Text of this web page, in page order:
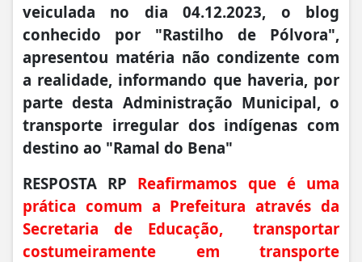
veiculada no dia 04.12.2023, o blog
conhecido por "Rastilho de Pólvora",
apresentou matéria não condizente com
a realidade, informando que haveria, por
parte desta Administração Municipal, o
transporte irregular dos indígenas com
destino ao "Ramal do Bena"
RESPOSTA RP Reafirmamos que é uma
prática comum a Prefeitura através da
Secretaria de Educação, transportar
costumeiramente em transporte